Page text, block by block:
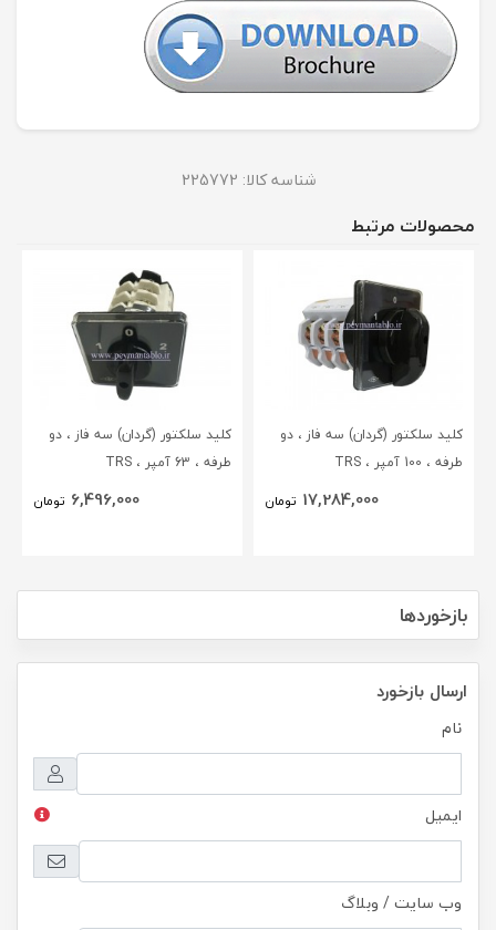
شناسه کالا: 225772
محصولات مرتبط
کلید سلکتور (گردان) سه فاز ، دو
طرفه ، 100 آمپر ، TRS
17,284,000 تومان
کلید سلکتور (گردان) سه فاز ، دو
طرفه ، 63 آمپر ، TRS
6,496,000 تومان
بازخوردها
ارسال بازخورد
نام
ایمیل
وب سایت / وبلاگ